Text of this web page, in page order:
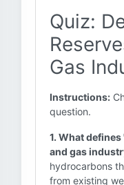
Quiz:
Gas
Instructions:
question.
1. What
and gas
hydrocarbons
from existing